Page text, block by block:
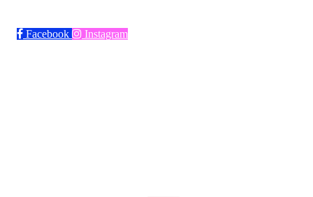
Facebook Instagram